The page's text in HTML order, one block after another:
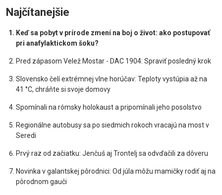
Najčítanejšie
Keď sa pobyt v prírode zmení na boj o život: ako postupovať
pri anafylaktickom šoku?
Pred zápasom Velež Mostar - DAC 1904: Spraviť posledný krok
Slovensko čelí extrémnej vlne horúčav: Teploty vystúpia až na
41 °C, chráňte si svoje domovy
Spomínali na rómsky holokaust a pripomínali jeho posolstvo
Regionálne autobusy sa po siedmich rokoch vracajú na most v
Seredi
Prvý raz od začiatku: Jenčuš aj Trontelj sa odvďačili za dôveru
Novinka v galantskej pôrodnici: Od júla môžu mamičky rodiť aj na
pôrodnom gauči